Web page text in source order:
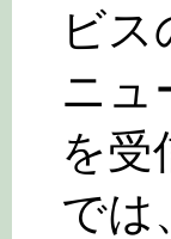
ビ
ニュ
を受
では